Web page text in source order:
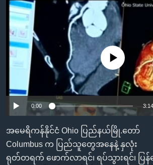
ကျော်
ကြည့်
ပင်မ
စာမျက်နှာ
ကျော်
ကြည့်
ရန်
ရှာဖွေ
အမေရိကန်သုံးအီဒီယံ
မကြေးမုံရဲ့ အင်္ဂလိပ်စာ
ရုပ်ရှင်ထဲက အင်္ဂလိပ်စာ
သုတပဒေသာ အင်္ဂလိပ်စာ
အပတ်စဉ်ကဏ္ဍများ
ရေဒီယို
တီဗွီ
ရေဒီယိုနှင့်ရုပ်သံ အချက်အလက်များ
ရေဒီယို/တီဗွီအစီအစဉ်
Learning English
ဗွီအိုအေ လူမှုကွန်ယက်များ
ဘာသာစကားများ
No media source currently
0:00 3:14
အမေရိကန်နိုင်ငံ Ohio ပြည်နယ်မြို.တော်
Columbus က ပြည်သူတွေအနေနဲ့ နှလုံး
ရုတ်တရက် ဖောက်လာရင်၊ ရပ်သွားရင်၊ ပြန်